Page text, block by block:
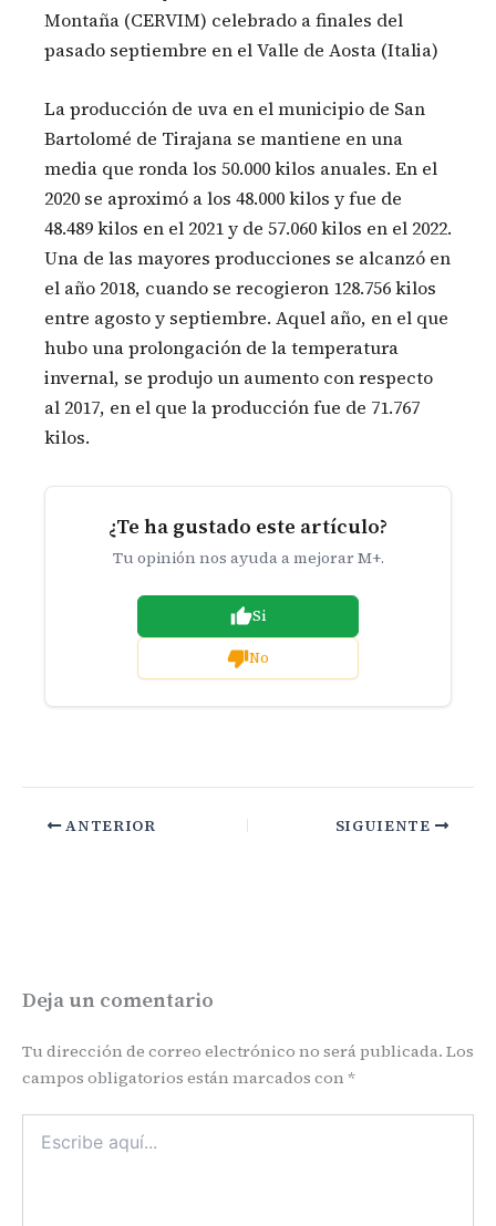
Montaña (CERVIM) celebrado a finales del
pasado septiembre en el Valle de Aosta (Italia)
La producción de uva en el municipio de San
Bartolomé de Tirajana se mantiene en una
media que ronda los 50.000 kilos anuales. En el
2020 se aproximó a los 48.000 kilos y fue de
48.489 kilos en el 2021 y de 57.060 kilos en el 2022.
Una de las mayores producciones se alcanzó en
el año 2018, cuando se recogieron 128.756 kilos
entre agosto y septiembre. Aquel año, en el que
hubo una prolongación de la temperatura
invernal, se produjo un aumento con respecto
al 2017, en el que la producción fue de 71.767
kilos.
¿Te ha gustado este artículo?
Tu opinión nos ayuda a mejorar M+.
Si
No
ANTERIOR SIGUIENTE
Deja un comentario
Tu dirección de correo electrónico no será publicada. Los
campos obligatorios están marcados con *
aquí...